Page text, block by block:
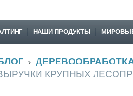
НАШИ ПРОДУКТЫ
КРУПНЫХ